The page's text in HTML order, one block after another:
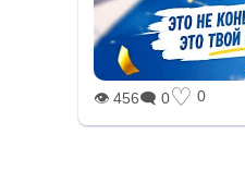
👁 456🗨 0♡ 0